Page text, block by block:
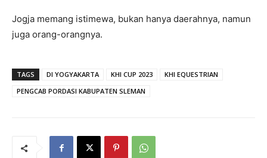
Jogja memang istimewa, bukan hanya daerahnya, namun
juga orang-orangnya.
TAGS DI YOGYAKARTA KHI CUP 2023
KHI EQUESTRIAN
PENGCAB PORDASI KABUPATEN SLEMAN